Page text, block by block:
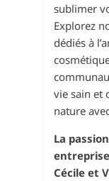
sublimer
Explorez
dédiés à
vie sain et
nature
La
Cécile et